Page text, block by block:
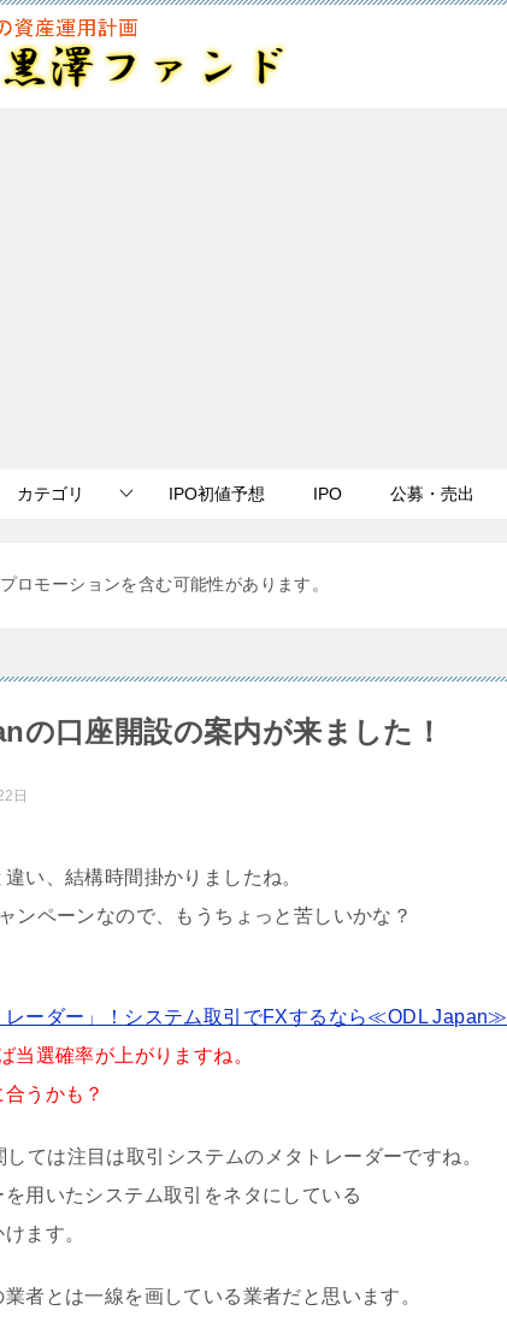
カテゴリ IPO初値予想 IPO 公募・売出
ロモーションを含む可能性があります。
の口座開設の案内が来ました！
日
い、結構時間掛かりましたね。
ンペーンなので、もうちょっと苦しいかな？
レーダー」！システム取引でFXするなら≪ODL Japan≫
当選確率が上がりますね。
うかも？
ては注目は取引システムのメタトレーダーですね。
を用いたシステム取引をネタにしている
ます。
者とは一線を画している業者だと思います。